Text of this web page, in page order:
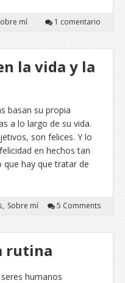
mí 1 comentario
la vida y la
basan su propia
a lo largo de su vida.
son felices. Y lo
en hechos tan
que hay que tratar de
Sobre mí 5 Comments
rutina
humanos